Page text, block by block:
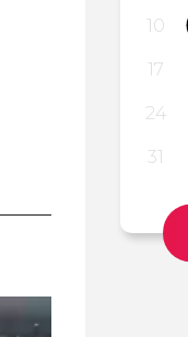
10
17
24
31